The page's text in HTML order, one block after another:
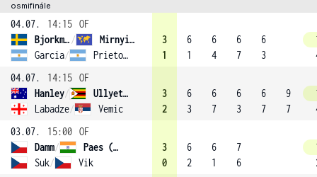
osmifinále
04.07. 14:15 OF
Bjorkman /
Mirnyi (2)
Garcia/ Prieto (15)
3
1
6
1
6
4
6
7
6
3
04.07.
14:15 OF
Hanley/
Ullyett (4)
Labadze/ Vemic
3
2
6
3
6
7
6
3
6
7
9
7
03.07.
15:00 OF
Damm/
Paes (7)
Suk/ Vik
3
0
6
2
6
1
7
6